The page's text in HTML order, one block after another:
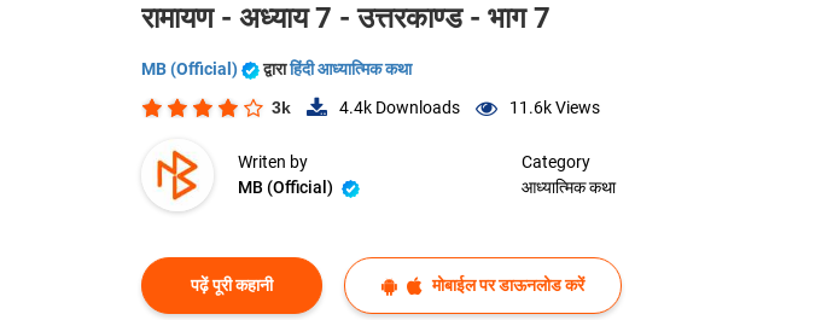
रामायण - अध्याय 7 - उत्तरकाण्ड - भाग 7
MB (Official) द्वाराहिंदी आध्यात्मिक कथा
3k 4.4k Downloads 11.6kViews
Writen by
MB (Official)
Category
आध्यात्मिक कथा
पढ़ें पूरी कहानी मोबाईल पर डाऊनलोड करें